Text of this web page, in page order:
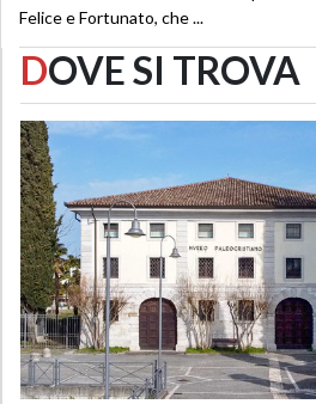
Felice e Fortunato, che ...
DOVE SI TROVA